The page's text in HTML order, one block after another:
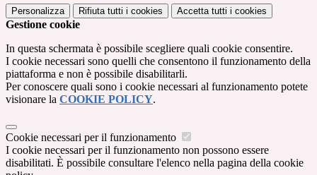
Personalizza Rifiuta tutti i cookies Accetta tutti i cookies
Gestione cookie
In questa schermata è possibile scegliere quali cookie consentire.
I cookie necessari sono quelli che consentono il funzionamento della
piattaforma e non è possibile disabilitarli.
Per conoscere quali sono i cookie necessari al funzionamento potete
visionare la COOKIE POLICY.
Cookie necessari per il funzionamento
I cookie necessari per il funzionamento non possono essere
disabilitati. È possibile consultare l'elenco nella pagina della cookie